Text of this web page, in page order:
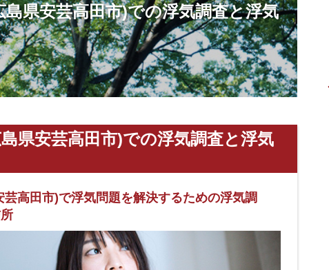
島県安芸高田市)での浮気調査と浮気
県安芸高田市)での浮気調査と浮気
高田市)で浮気問題を解決するための浮気調